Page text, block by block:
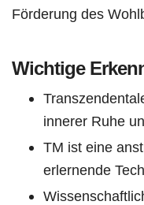
Förderung des
Wichtige
innerer Ruhe
TM ist eine
erlernende